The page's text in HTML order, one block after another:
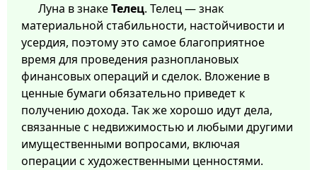
Луна в знакеТелец. Телец — знак
материальной стабильности, настойчивости и
усердия, поэтому это самое благоприятное
время для проведения разноплановых
финансовых операций и сделок. Вложение в
ценные бумаги обязательно приведет к
получению дохода. Так же хорошо идут дела,
связанные с недвижимостью и любыми другими
имущественными вопросами, включая
операции с художественными ценностями.